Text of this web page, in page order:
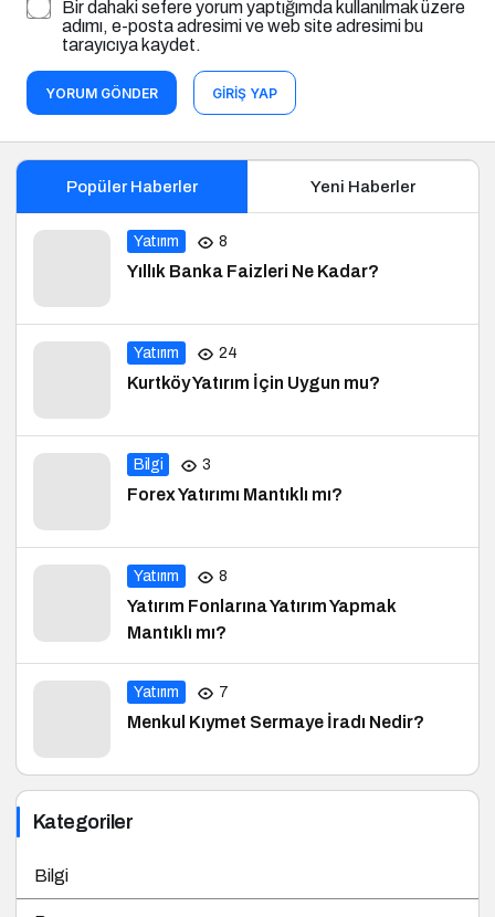
Bir dahaki sefere yorum yaptığımda kullanılmak üzere
adımı, e-posta adresimi ve web site adresimi bu
tarayıcıya kaydet.
YORUM GÖNDER GIRIŞ YAP
Popüler Haberler Yeni Haberler
Yatırım 8
Yıllık Banka Faizleri Ne Kadar?
Yatırım 24
Kurtköy Yatırım İçin Uygun mu?
Bilgi 3
Forex Yatırımı Mantıklı mı?
Yatırım 8
Yatırım Fonlarına Yatırım Yapmak
Mantıklı mı?
Yatırım 7
Menkul Kıymet Sermaye İradı Nedir?
Kategoriler
Bilgi